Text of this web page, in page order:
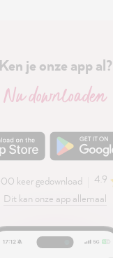
Ken je onze app al?
Nu downloaden
keer gedownload
4.9
Dit kan onze app allemaal